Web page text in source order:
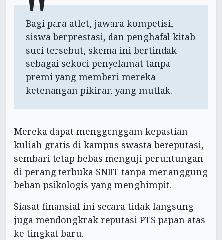
Bagi para atlet, jawara kompetisi,
siswa berprestasi, dan penghafal kitab
suci tersebut, skema ini bertindak
sebagai sekoci penyelamat tanpa
premi yang memberi mereka
ketenangan pikiran yang mutlak.
Mereka dapat menggenggam kepastian
kuliah gratis di kampus swasta bereputasi,
sembari tetap bebas menguji peruntungan
di perang terbuka SNBT tanpa menanggung
beban psikologis yang menghimpit.
Siasat finansial ini secara tidak langsung
juga mendongkrak reputasi PTS papan atas
ke tingkat baru.